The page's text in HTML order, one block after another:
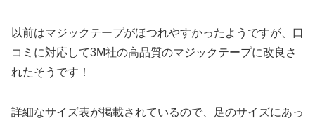
以前はマジックテープがほつれやすかったようですが、口
コミに対応して3M社の高品質のマジックテープに改良さ
れたそうです！
詳細なサイズ表が掲載されているので、足のサイズにあっ